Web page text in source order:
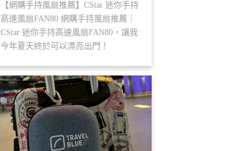
【網購手持風扇推薦】CStar 迷你手持
高速風扇FAN80 網購手持風扇推薦｜
CStar 迷你手持高速風扇FAN80，讓我
今年夏天終於可以漂亮出門！